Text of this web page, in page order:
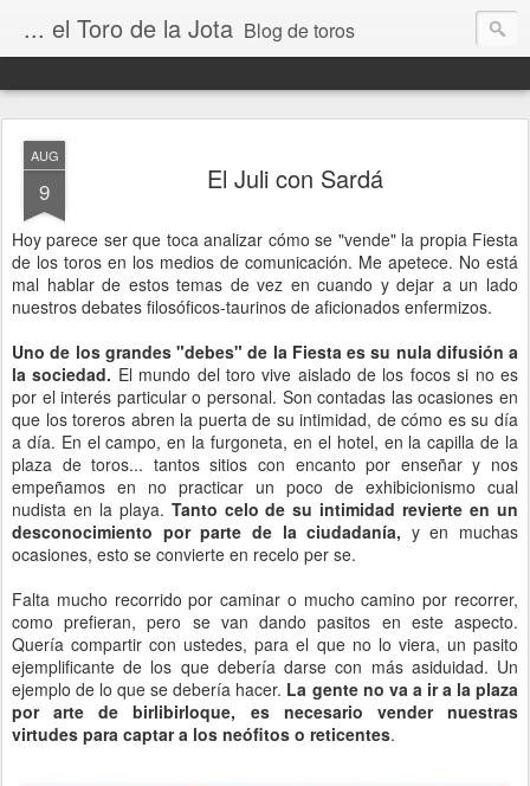
... el Toro de la Jota Blog de toros
AUG
9 El Juli con Sardá
Hoy parece ser que toca analizar cómo se "vende" la propia Fiesta
de los toros en los medios de comunicación. Me apetece. No está
mal hablar de estos temas de vez en cuando y dejar a un lado
nuestros debates filosóficos-taurinos de aficionados enfermizos.
Uno de los grandes "debes" de la Fiesta es su nula difusión a
la sociedad. El mundo del toro vive aislado de los focos si no es
por el interés particular o personal. Son contadas las ocasiones en
que los toreros abren la puerta de su intimidad, de cómo es su día
a día. En el campo, en la furgoneta, en el hotel, en la capilla de la
plaza de toros... tantos sitios con encanto por enseñar y nos
empeñamos en no practicar un poco de exhibicionismo cual
nudista en la playa. Tanto celo de su intimidad revierte en un
desconocimiento por parte de la ciudadanía, y en muchas
ocasiones, esto se convierte en recelo per se.
Falta mucho recorrido por caminar o mucho camino por recorrer,
como prefieran, pero se van dando pasitos en este aspecto.
Quería compartir con ustedes, para el que no lo viera, un pasito
ejemplificante de los que debería darse con más asiduidad. Un
ejemplo de lo que se debería hacer. La gente no va a ir a la plaza
por arte de birlibirloque, es necesario vender nuestras
virtudes para captar a los neófitos o reticentes.